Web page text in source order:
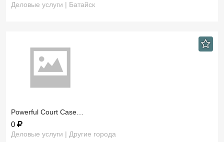
Деловые услуги | Батайск
​Powerful Court Case…
0
Деловые услуги | Другие города